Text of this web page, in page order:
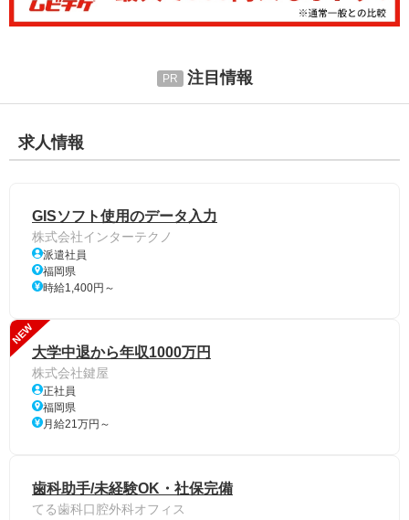
注目情報
求人情報
GISソフト使用のデータ入力
株式会社インターテクノ
派遣社員
福岡県
時給1,400円～
NEW
大学中退から年収1000万円
株式会社鍵屋
正社員
福岡県
月給21万円～
歯科助手/未経験OK・社保完備
てる歯科口腔外科オフィス